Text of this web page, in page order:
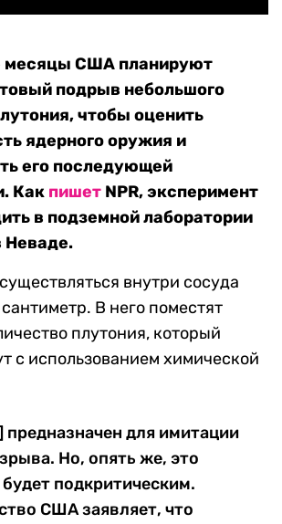
месяцы США планируют
подрыв небольшого
чтобы оценить
ядерного оружия и
его последующей
Как пишет NPR, эксперимент
в подземной лаборатории
Неваде.
внутри сосуда
В него поместят
плутония, который
с использованием химической
предназначен для имитации
Но, опять же, это
подкритическим.
США заявляет, что